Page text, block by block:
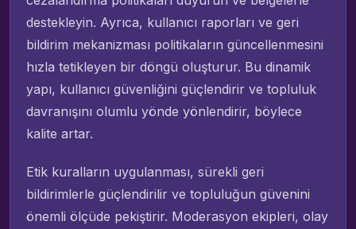
destekleyin. Ayrıca, kullanıcı raporları ve geri
bildirim mekanizması politikaların güncellenmesini
hızla tetikleyen bir döngü oluşturur. Bu dinamik
yapı, kullanıcı güvenliğini güçlendirir ve topluluk
davranışını olumlu yönde yönlendirir, böylece
kalite artar.
Etik kuralların uygulanması, sürekli geri
bildirimlerle güçlendirilir ve topluluğun güvenini
önemli ölçüde pekiştirir. Moderasyon ekipleri, olay